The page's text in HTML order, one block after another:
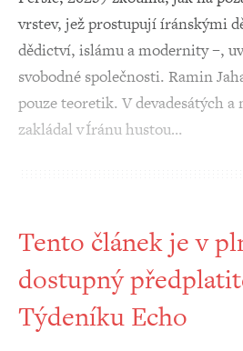
vrstev, jež prostupují íránskými
dědictví, islámu a modernity –,
svobodné společnosti. Ramin
pouze teoretik. V devadesátých
zakládal v Íránu hustou…
Tento článek je v
dostupný
Týdeníku Echo